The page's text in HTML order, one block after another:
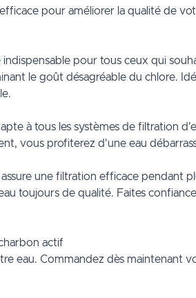
pour améliorer la qualité de
indispensable pour tous ceux qui
le goût désagréable du chlore.
à tous les systèmes de filtration
vous profiterez d'une eau
une filtration efficace pendant
toujours de qualité. Faites
actif
eau. Commandez dès